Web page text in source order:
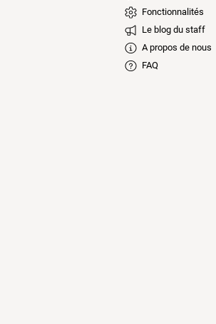
Fonctionnalités
Le blog du staff
A propos de nous
FAQ